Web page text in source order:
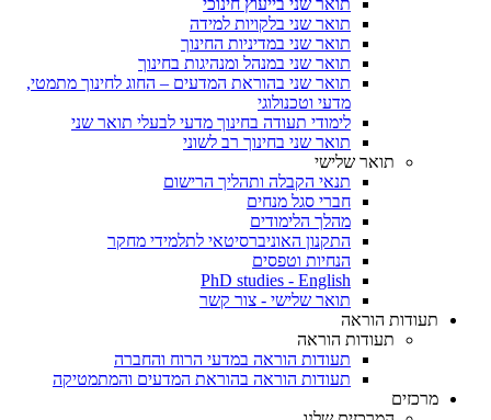
תואר שני בייעוץ חינוכי
תואר שני בלקויות למידה
תואר שני במדיניות החינוך
תואר שני במנהל ומנהיגות בחינוך
תואר שני בהוראת המדעים – החוג לחינוך מתמטי,
מדעי וטכנולוגי
לימודי תעודה בחינוך מדעי לבעלי תואר שני
תואר שני בחינוך רב לשוני
תואר שלישי
תנאי הקבלה ותהליך הרישום
חברי סגל מנחים
מהלך הלימודים
התקנון האוניברסיטאי לתלמידי מחקר
הנחיות וטפסים
PhD studies - English
תואר שלישי - צור קשר
תעודות הוראה
תעודות הוראה
תעודות הוראה במדעי הרוח והחברה
תעודות הוראה בהוראת המדעים והמתמטיקה
מרכזים